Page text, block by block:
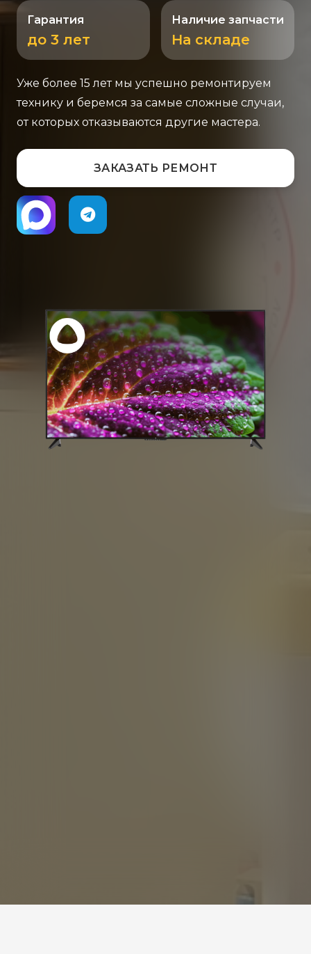
Гарантия
до 3 лет
Наличие запчасти
На складе
Уже более 15 лет мы успешно ремонтируем
технику и беремся за самые сложные случаи,
от которых отказываются другие мастера.
ЗАКАЗАТЬ РЕМОНТ